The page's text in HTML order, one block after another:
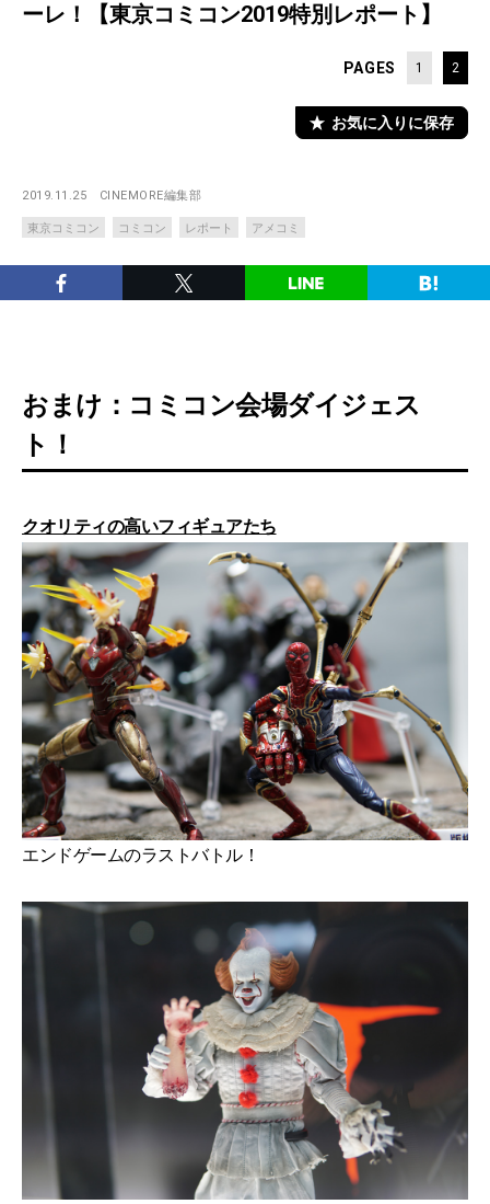
ーレ！【東京コミコン2019特別レポート】
PAGES 1 2
お気に入りに保存
2019.11.25 CINEMORE編集部
東京コミコン コミコン レポート アメコミ
おまけ：コミコン会場ダイジェス
ト！
クオリティの高いフィギュアたち
エンドゲームのラストバトル！